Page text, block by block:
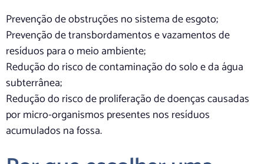
Prevenção de obstruções no sistema de esgoto;
Prevenção de transbordamentos e vazamentos de
resíduos para o meio ambiente;
Redução do risco de contaminação do solo e da água
subterrânea;
Redução do risco de proliferação de doenças causadas
por micro-organismos presentes nos resíduos
acumulados na fossa.